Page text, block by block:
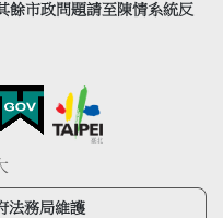
餘市政問題請至陳情系統反
法務局維護